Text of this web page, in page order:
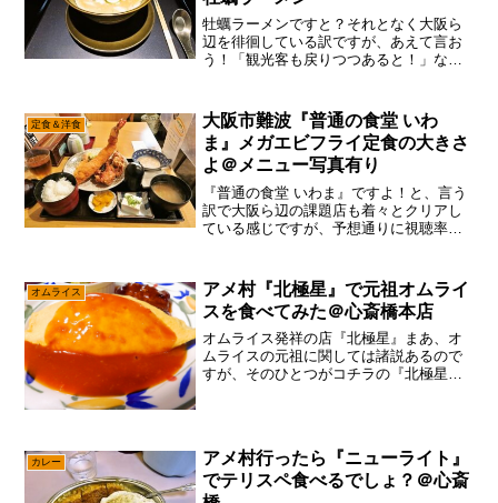
牡蠣ラーメンですと？それとなく大阪ら
辺を徘徊している訳ですが、あえて言お
う！「観光客も戻りつつあると！」なん
多い説でして、それなり活気も戻りつつ
あるのかな～って。もっと...
定食＆洋食
大阪市難波『普通の食堂 いわ
ま』メガエビフライ定食の大きさ
よ＠メニュー写真有り
『普通の食堂 いわま』ですよ！と、言う
訳で大阪ら辺の課題店も着々とクリアし
ている感じですが、予想通りに視聴率の
（略いや、よしんば沖縄ですと行くのも
大変かもですが、大阪ら辺...
オムライス
アメ村『北極星』で元祖オムライ
スを食べてみた＠心斎橋本店
オムライス発祥の店『北極星』まあ、オ
ムライスの元祖に関しては諸説あるので
すが、そのひとつがコチラの『北極星』
かに元祖かなと筆者は...
カレー
アメ村行ったら『ニューライト』
でテリスペ食べるでしょ？＠心斎